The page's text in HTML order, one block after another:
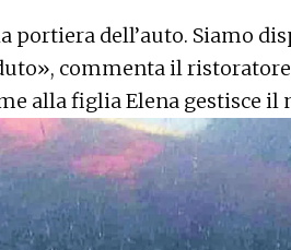
portiera dell’auto. Siamo
commenta il
alla figlia Elena gestisce il